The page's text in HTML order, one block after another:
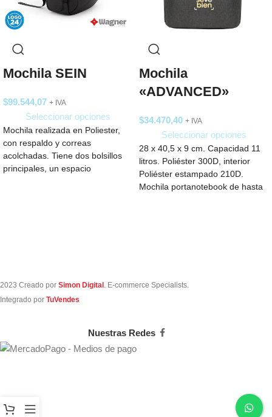
Mochila SEIN
$99.544,07 + IVA
Seleccionar opciones
Mochila realizada en Poliester,
con respaldo y correas
acolchadas. Tiene dos bolsillos
principales, un espacio
Mochila
«ADVANCED»
$34.470,40 + IVA
Seleccionar opciones
28 x 40,5 x 9 cm. Capacidad 11
litros. Poliéster 300D, interior
Poliéster estampado 210D.
Mochila portanotebook de hasta
2023 Creado por Simon Digital . E-commerce Specialists.
Integrado por TuVendes
Nuestras Redes